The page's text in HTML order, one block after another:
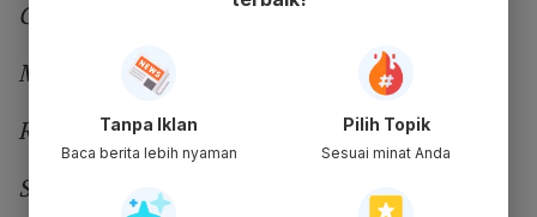
Gusti... Dungaku kanggo keluarga
Meski adoh ning mata
Rasa raga iki... cedhak ning ati
Siji-siji tangis eluh pipi
Tanpa Iklan
Baca berita lebih nyaman
Pilih Topik
Sesuai minat Anda